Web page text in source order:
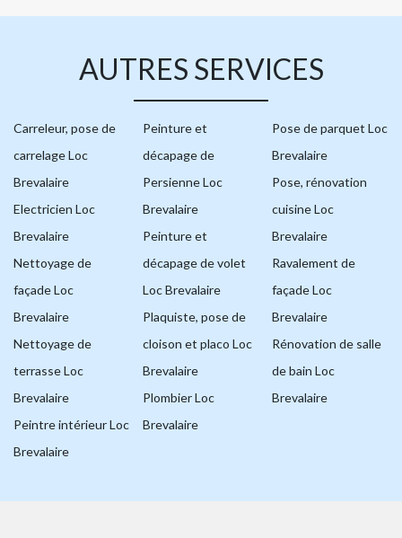
AUTRES SERVICES
Carreleur, pose de
carrelage Loc
Brevalaire
Electricien Loc
Brevalaire
Nettoyage de
façade Loc
Brevalaire
Nettoyage de
terrasse Loc
Brevalaire
Peintre intérieur Loc
Brevalaire
Peinture et
décapage de
Persienne Loc
Brevalaire
Peinture et
décapage de volet
Loc Brevalaire
Plaquiste, pose de
cloison et placo Loc
Brevalaire
Plombier Loc
Brevalaire
Pose de parquet Loc
Brevalaire
Pose, rénovation
cuisine Loc
Brevalaire
Ravalement de
façade Loc
Brevalaire
Rénovation de salle
de bain Loc
Brevalaire